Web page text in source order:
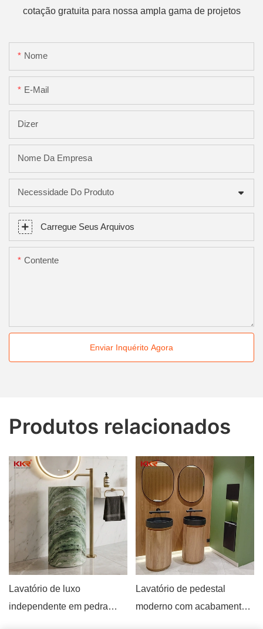
cotação gratuita para nossa ampla gama de projetos
Nome
E-Mail
Dizer
Nome Da Empresa
Necessidade Do Produto
Carregue Seus Arquivos
Contente
Enviar Inquérito Agora
Produtos relacionados
Lavatório de luxo
independente em pedra
Lavatório de pedestal
moderno com acabamento